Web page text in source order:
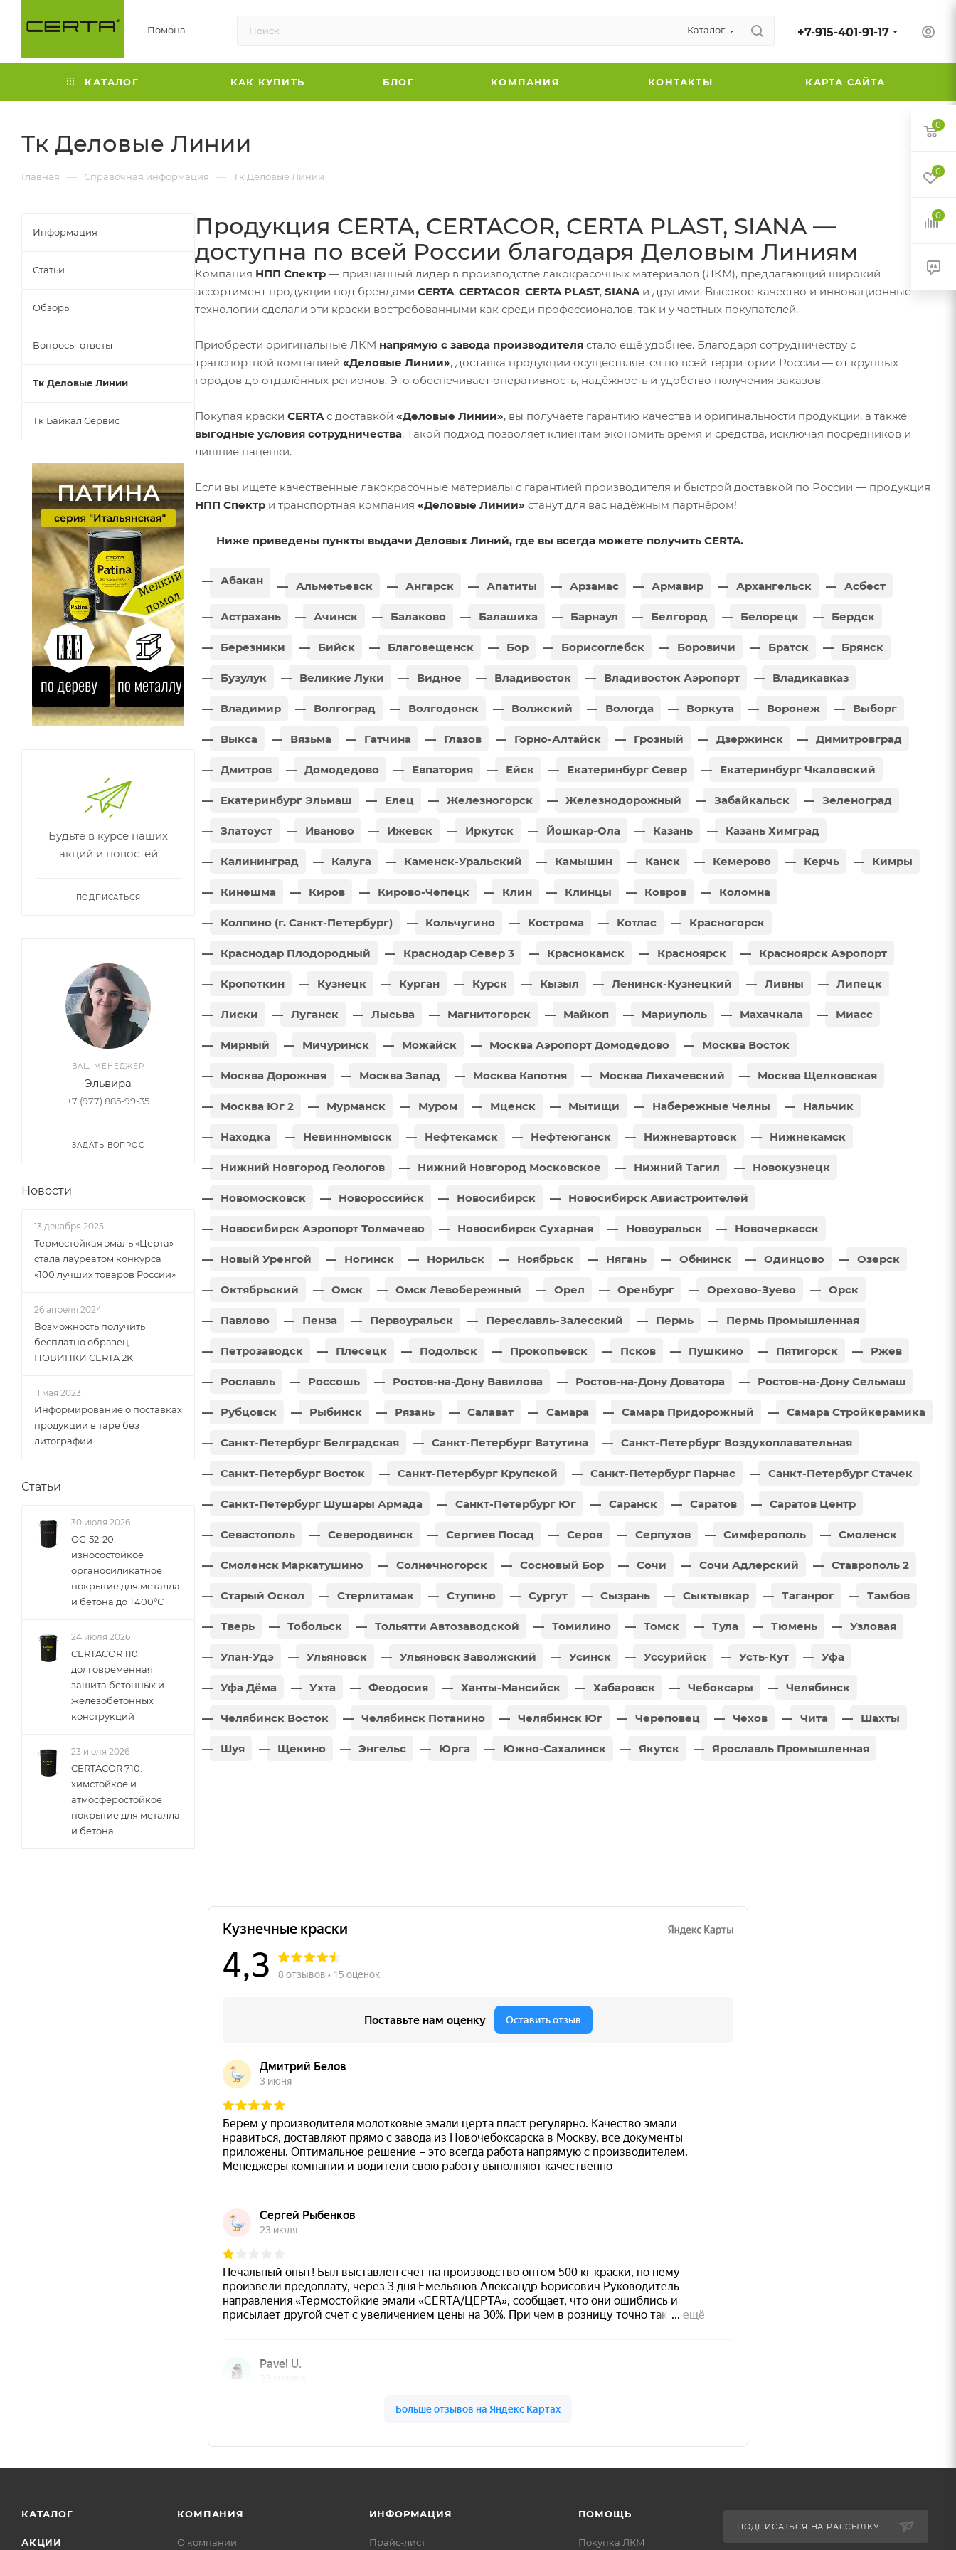
Помона Каталог +7-915-401-91-17
КАТАЛОГ КАК КУПИТЬ БЛОГ КОМПАНИЯ КОНТАКТЫ КАРТА САЙТА
Тк Деловые Линии
Главная — Справочная информация — Тк Деловые Линии
Продукция CERTA, CERTACOR, CERTA PLAST, SIANA —
доступна по всей России благодаря Деловым Линиям
Компания НПП Спектр — признанный лидер в производстве лакокрасочных материалов (ЛКМ), предлагающий широкий
ассортимент продукции под брендами CERTA, CERTACOR, CERTA PLAST, SIANAи другими. Высокое качество и инновационные
технологии сделали эти краски востребованными как среди профессионалов, так и у частных покупателей.
Приобрести оригинальные ЛКМ напрямую с завода производителя стало ещё удобнее. Благодаря сотрудничеству с
транспортной компанией «Деловые Линии», доставка продукции осуществляется по всей территории России — от крупных
городов до отдалённых регионов. Это обеспечивает оперативность, надёжность и удобство получения заказов.
Покупая краски CERTAс доставкой «Деловые Линии», вы получаете гарантию качества и оригинальности продукции, а также
выгодные условия сотрудничества. Такой подход позволяет клиентам экономить время и средства, исключая посредников и
лишние наценки.
Если вы ищете качественные лакокрасочные материалы с гарантией производителя и быстрой доставкой по России — продукция
НПП Спектр и транспортная компания «Деловые Линии» станут для вас надёжным партнёром!
Ниже приведены пункты выдачи Деловых Линий, где вы всегда можете получить CERTA.
Абакан Альметьевск Ангарск Апатиты Арзамас Армавир Архангельск Асбест
Астрахань Ачинск Балаково Балашиха Барнаул Белгород Белорецк Бердск
Березники Бийск Благовещенск Бор Борисоглебск Боровичи Братск Брянск
Бузулук Великие Луки Видное Владивосток Владивосток Аэропорт Владикавказ
Владимир Волгоград Волгодонск Волжский Вологда Воркута Воронеж Выборг
Выкса Вязьма Гатчина Глазов Горно-Алтайск Грозный Дзержинск Димитровград
Дмитров Домодедово Евпатория Ейск Екатеринбург Север Екатеринбург Чкаловский
Екатеринбург Эльмаш Елец Железногорск Железнодорожный Забайкальск Зеленоград
Златоуст Иваново Ижевск Иркутск Йошкар-Ола Казань Казань Химград
Калининград Калуга Каменск-Уральский Камышин Канск Кемерово Керчь Кимры
Кинешма Киров Кирово-Чепецк Клин Клинцы Ковров Коломна
Колпино (г. Санкт-Петербург) Кольчугино Кострома Котлас Красногорск
Краснодар Плодородный Краснодар Север 3 Краснокамск Красноярск Красноярск Аэропорт
Кропоткин Кузнецк Курган Курск Кызыл Ленинск-Кузнецкий Ливны Липецк
Лиски Луганск Лысьва Магнитогорск Майкоп Мариуполь Махачкала Миасс
Мирный Мичуринск Можайск Москва Аэропорт Домодедово Москва Восток
Москва Дорожная Москва Запад Москва Капотня Москва Лихачевский Москва Щелковская
Москва Юг 2 Мурманск Муром Мценск Мытищи Набережные Челны Нальчик
Находка Невинномысск Нефтекамск Нефтеюганск Нижневартовск Нижнекамск
Нижний Новгород Геологов Нижний Новгород Московское Нижний Тагил Новокузнецк
Новомосковск Новороссийск Новосибирск Новосибирск Авиастроителей
Новосибирск Аэропорт Толмачево Новосибирск Сухарная Новоуральск Новочеркасск
Новый Уренгой Ногинск Норильск Ноябрьск Нягань Обнинск Одинцово Озерск
Октябрьский Омск Омск Левобережный Орел Оренбург Орехово-Зуево Орск
Павлово Пенза Первоуральск Переславль-Залесский Пермь Пермь Промышленная
Петрозаводск Плесецк Подольск Прокопьевск Псков Пушкино Пятигорск Ржев
Рославль Россошь Ростов-на-Дону Вавилова Ростов-на-Дону Доватора Ростов-на-Дону Сельмаш
Рубцовск Рыбинск Рязань Салават Самара Самара Придорожный Самара Стройкерамика
Санкт-Петербург Белградская Санкт-Петербург Ватутина Санкт-Петербург Воздухоплавательная
Санкт-Петербург Восток Санкт-Петербург Крупской Санкт-Петербург Парнас Санкт-Петербург Стачек
Санкт-Петербург Шушары Армада Санкт-Петербург Юг Саранск Саратов Саратов Центр
Севастополь Северодвинск Сергиев Посад Серов Серпухов Симферополь Смоленск
Смоленск Маркатушино Солнечногорск Сосновый Бор Сочи Сочи Адлерский Ставрополь 2
Старый Оскол Стерлитамак Ступино Сургут Сызрань Сыктывкар Таганрог Тамбов
Тверь Тобольск Тольятти Автозаводской Томилино Томск Тула Тюмень Узловая
Улан-Удэ Ульяновск Ульяновск Заволжский Усинск Уссурийск Усть-Кут Уфа
Уфа Дёма Ухта Феодосия Ханты-Мансийск Хабаровск Чебоксары Челябинск
Челябинск Восток Челябинск Потанино Челябинск Юг Череповец Чехов Чита Шахты
Шуя Щекино Энгельс Юрга Южно-Сахалинск Якутск Ярославль Промышленная
Информация
Статьи
Обзоры
Вопросы-ответы
Тк Деловые Линии
Тк Байкал Сервис
Будьте в курсе наших
акций и новостей
ПОДПИСАТЬСЯ
ВАШ МЕНЕДЖЕР
Эльвира
+7 (977) 885-99-35
ЗАДАТЬ ВОПРОС
Новости
13 декабря 2025
Термостойкая эмаль «Церта»
стала лауреатом конкурса
«100 лучших товаров России»
26 апреля 2024
Возможность получить
бесплатно образец
НОВИНКИ CERTA 2K
11 мая 2023
Информирование о поставках
продукции в таре без
литографии
Статьи
30 июля 2026
ОС-52-20:
износостойкое
органосиликатное
покрытие для металла
и бетона до +400°С
24 июля 2026
CERTACOR 110:
долговременная
защита бетонных и
железобетонных
конструкций
23 июля 2026
CERTACOR 710:
химстойкое и
атмосферостойкое
покрытие для металла
и бетона
КАТАЛОГ
АКЦИИ
КОМПАНИЯ
О компании
ИНФОРМАЦИЯ
Прайс-лист
ПОМОЩЬ
Покупка ЛКМ
ПОДПИСАТЬСЯ НА РАССЫЛКУ
0
0
0